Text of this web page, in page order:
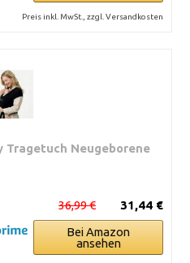
Preis inkl. MwSt., zzgl. Versandkosten
Tragetuch Neugeborene
31,44 €
36,99 €
Bei Amazon
ansehen